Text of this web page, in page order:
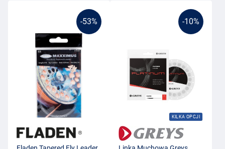
-53% -10%
KILKA OPCJI